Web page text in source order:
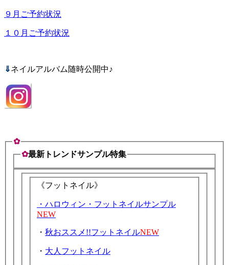
９月ご予約状況
１０月ご予約状況
⇓ネイルアルバム随時公開中♪
✿
✿最新トレンドサンプル特集
《フットネイル》
・ハロウィン・フットネイルサンプル
NEW
・ 秋おススメ!!フットネイルNEW
・ 大人フットネイル